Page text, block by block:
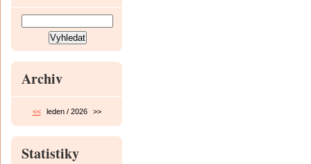
Archiv
<< leden / 2026 >>
Statistiky